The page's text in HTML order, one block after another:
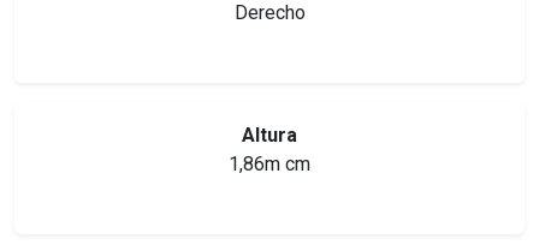
Derecho
Altura
1,86m cm